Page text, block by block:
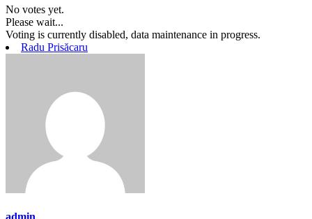
No votes yet.
Please wait...
Voting is currently disabled, data maintenance in progress.
Radu Prisăcaru
admin